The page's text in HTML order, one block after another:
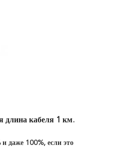
длина кабеля 1 км.
даже 100%, если это